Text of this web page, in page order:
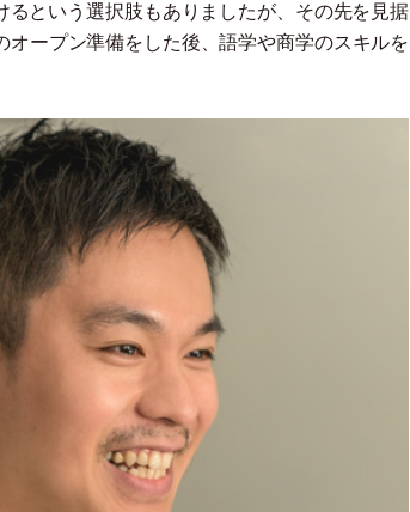
という選択肢もありましたが、その先を見据
ープン準備をした後、語学や商学のスキルを